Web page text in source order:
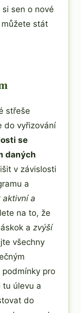
sen o nové
stát
střeše
do vyřizování
se
daných
v závislosti
a
aktivní a
na to, že
a zvýší
všechny
pro
tu úlevu a
do